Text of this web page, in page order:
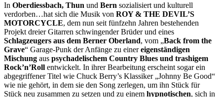
In Oberdiessbach, Thun und Bern sozialisiert und kulturell
verdorben…hat sich die Musik von ROY & THE DEVIL’S
MOTORCYCLE, dem nun seit fünfzehn Jahren bestehenden
Projekt dreier Gitarren schwingender Brüder und eines
Schlagzeugers aus dem Berner Oberland, vom „Back from the
Grave“ Garage-Punk der Anfänge zu einereigenständigen
Mischung aus psychadelischem Country Blues und trashigem
Rock’n’Roll entwickelt. In ihrer Bearbeitung erscheint sogar ein
abgegriffener Titel wie Chuck Berry’s Klassiker „Johnny Be Good“
wie nie gehört, in dem sie den Song zerlegen, um ihn Stück für
Stück neu zusammen zu setzen und zu einem hypnotischen, sich in